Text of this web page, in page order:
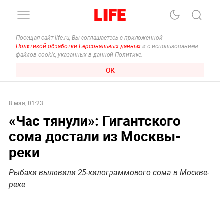
Посещая сайт life.ru, Вы соглашаетесь с приложенной
Политикой обработки Персональных данных и с использованием
файлов cookie, указанных в данной Политике.
ОК
8 мая, 01:23
«Час тянули»: Гигантского
сома достали из Москвы-
реки
Рыбаки выловили 25-килограммового сома в Москве-
реке